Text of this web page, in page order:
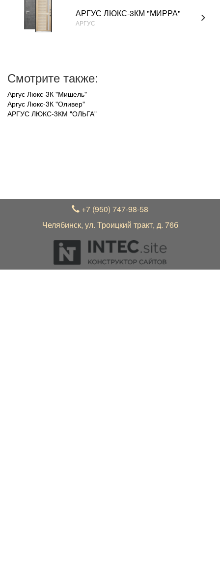
АРГУС ЛЮКС-3КМ "МИРРА"
АРГУС
Смотрите также:
Аргус Люкс-3К "Мишель"
Аргус Люкс-3К "Оливер"
АРГУС ЛЮКС-3КМ "ОЛЬГА"
+7 (950) 747-98-58
Челябинск, ул. Троицкий тракт, д. 76б